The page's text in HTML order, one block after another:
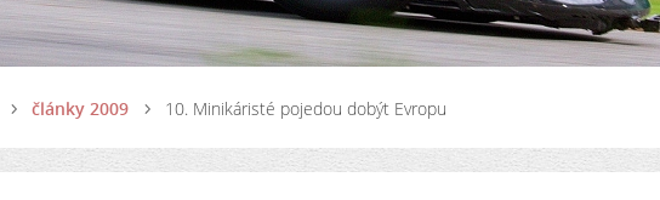
články 2009 10. Minikáristé pojedou dobýt Evropu